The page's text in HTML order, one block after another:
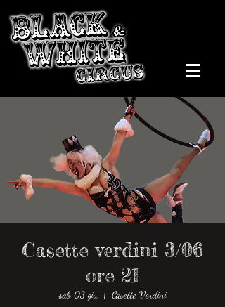
Casette verdini 3/06
ore 21
sab 03 giu
  |
Casette Verdini